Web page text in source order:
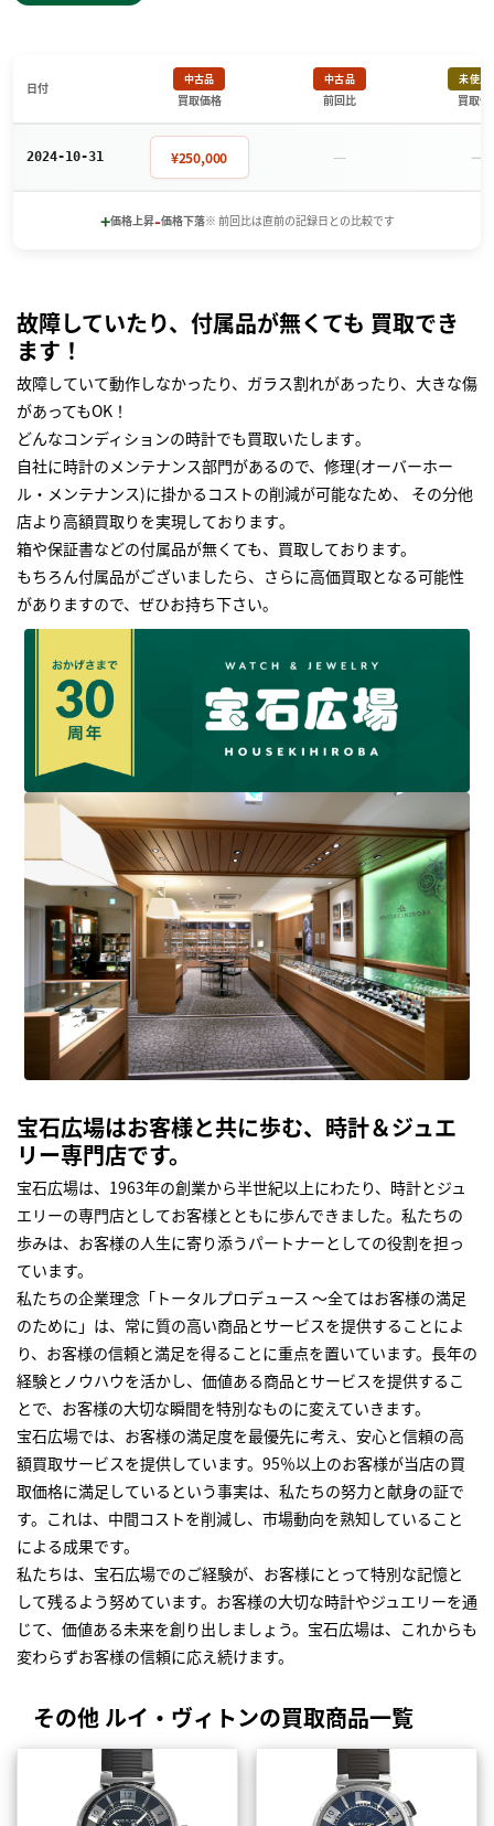
日付
中古品
買取価格
中古品
前回比
未使用
買取価
2024-10-31 ¥250,000 － －
+価格上昇-価格下落※ 前回比は直前の記録日との比較です
故障していたり、付属品が無くても 買取でき
ます！
故障していて動作しなかったり、ガラス割れがあったり、大きな傷
があってもOK！
どんなコンディションの時計でも買取いたします｡
自社に時計のメンテナンス部門があるので、修理(オーバーホー
ル・メンテナンス)に掛かるコストの削減が可能なため、 その分他
店より高額買取りを実現しております｡
箱や保証書などの付属品が無くても、買取しております。
もちろん付属品がございましたら、さらに高価買取となる可能性
がありますので、ぜひお持ち下さい｡
宝石広場はお客様と共に歩む、時計＆ジュエ
リー専門店です。
宝石広場は、1963年の創業から半世紀以上にわたり、時計とジュ
エリーの専門店としてお客様とともに歩んできました。私たちの
歩みは、お客様の人生に寄り添うパートナーとしての役割を担っ
ています。
私たちの企業理念「トータルプロデュース ～全てはお客様の満足
のために」は、常に質の高い商品とサービスを提供することによ
り、お客様の信頼と満足を得ることに重点を置いています。長年の
経験とノウハウを活かし、価値ある商品とサービスを提供するこ
とで、お客様の大切な瞬間を特別なものに変えていきます。
宝石広場では、お客様の満足度を最優先に考え、安心と信頼の高
額買取サービスを提供しています。95％以上のお客様が当店の買
取価格に満足しているという事実は、私たちの努力と献身の証で
す。これは、中間コストを削減し、市場動向を熟知していること
による成果です。
私たちは、宝石広場でのご経験が、お客様にとって特別な記憶と
して残るよう努めています。お客様の大切な時計やジュエリーを通
じて、価値ある未来を創り出しましょう。宝石広場は、これからも
変わらずお客様の信頼に応え続けます。
その他 ルイ・ヴィトンの買取商品一覧